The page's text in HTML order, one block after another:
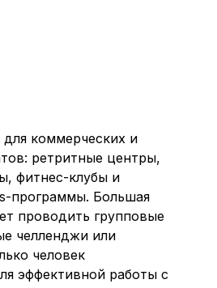
для коммерческих и
ретритные центры,
фитнес-клубы и
программы. Большая
проводить групповые
челленджи или
человек
эффективной работы с